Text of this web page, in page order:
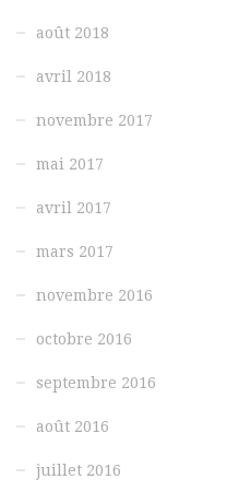
août 2018
avril 2018
novembre 2017
mai 2017
avril 2017
mars 2017
novembre 2016
octobre 2016
septembre 2016
août 2016
juillet 2016